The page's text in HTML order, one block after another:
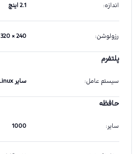
اندازه: 2.1 اینچ
رزولوشن: 240 × 320 پیکسل
پلتفرم
سیستم عامل: سایر Linux
حافظه
سایر:
1000